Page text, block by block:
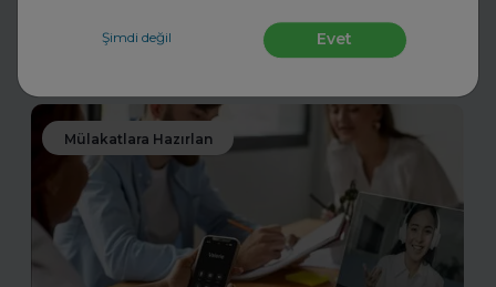
Şimdi değil Evet
Mülakatlara Hazırlan